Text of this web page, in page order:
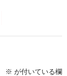
※ が付いている欄